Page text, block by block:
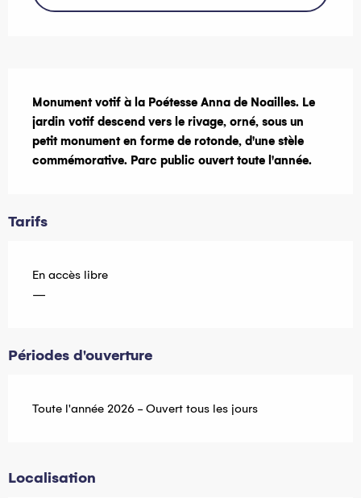
Monument votif à la Poétesse Anna de Noailles. Le
jardin votif descend vers le rivage, orné, sous un
petit monument en forme de rotonde, d'une stèle
commémorative. Parc public ouvert toute l'année.
Tarifs
En accès libre
—
Périodes d'ouverture
Toute l'année 2026 - Ouvert tous les jours
Localisation